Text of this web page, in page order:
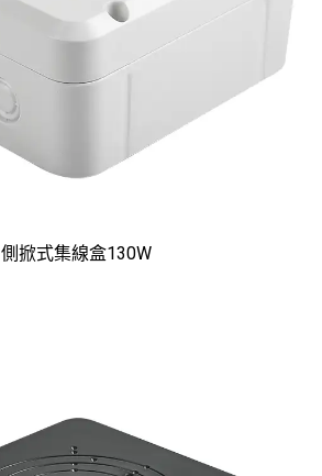
側掀式集線盒130W